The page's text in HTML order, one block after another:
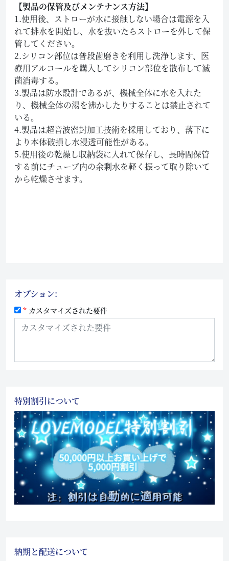
【製品の保管及びメンテナンス方法】
1.使用後、ストローが水に接触しない場合は電源を入
れて排水を開始し、水を抜いたらストローを外して保
管してください。
2.シリコン部位は普段歯磨きを利用し洗浄します、医
療用アルコールを購入してシリコン部位を散布して滅
菌消毒する。
3.製品は防水設計であるが、機械全体に水を入れた
り、機械全体の湯を沸かしたりすることは禁止されて
いる。
4.製品は超音波密封加工技術を採用しており、落下に
より本体破損し水浸透可能性がある。
5.使用後の乾燥し収納袋に入れて保存し、長時間保管
する前にチューブ内の余剰水を軽く振って取り除いて
から乾燥させます。
オプション:
カスタマイズされた要件
特別割引について
納期と配送について